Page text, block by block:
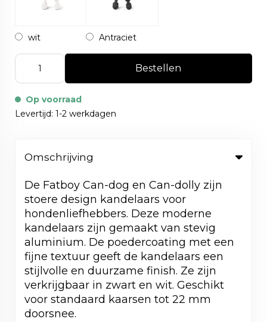
wit Antraciet
Bestellen
Op voorraad
Levertijd: 1-2 werkdagen
Omschrijving
De Fatboy Can-dog en Can-dolly zijn
stoere design kandelaars voor
hondenliefhebbers. Deze moderne
kandelaars zijn gemaakt van stevig
aluminium. De poedercoating met een
fijne textuur geeft de kandelaars een
stijlvolle en duurzame finish. Ze zijn
verkrijgbaar in zwart en wit. Geschikt
voor standaard kaarsen tot 22 mm
doorsnee.